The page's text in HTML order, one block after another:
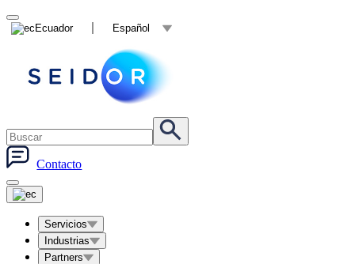
Ecuador Español
Contacto
Servicios
Industrias
Partners